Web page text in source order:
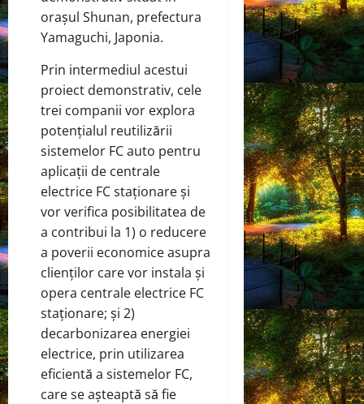
orașul Shunan, prefectura
Yamaguchi, Japonia.
Prin intermediul acestui
proiect demonstrativ, cele
trei companii vor explora
potențialul reutilizării
sistemelor FC auto pentru
aplicații de centrale
electrice FC staționare și
vor verifica posibilitatea de
a contribui la 1) o reducere
a poverii economice asupra
clienților care vor instala și
opera centrale electrice FC
staționare; și 2)
decarbonizarea energiei
electrice, prin utilizarea
eficientă a sistemelor FC,
care se așteaptă să fie